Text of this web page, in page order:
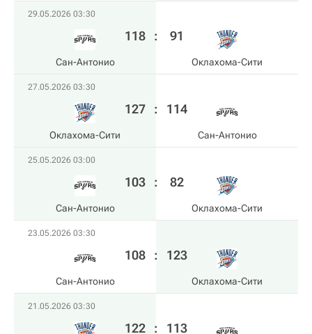
29.05.2026 03:30
Сан-Антонио
118 : 91
Оклахома-Сити
27.05.2026 03:30
Оклахома-Сити
127 : 114
Сан-Антонио
25.05.2026 03:00
Сан-Антонио
103 : 82
Оклахома-Сити
23.05.2026 03:30
Сан-Антонио
108 : 123
Оклахома-Сити
21.05.2026 03:30
122 : 113